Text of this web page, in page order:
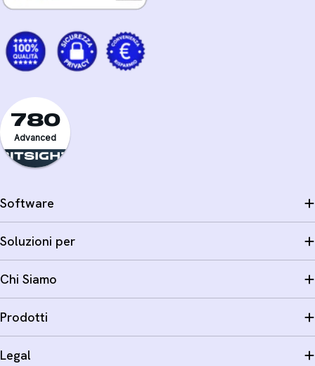
780
Advanced
Software
Soluzioni per
Chi Siamo
Prodotti
Legal